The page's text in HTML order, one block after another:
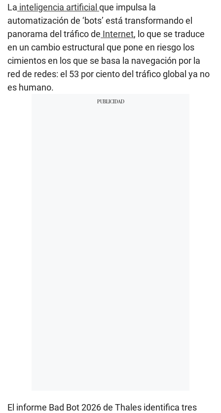
La inteligencia artificial que impulsa la
automatización de ‘bots’ está transformando el
panorama del tráfico de Internet, lo que se traduce
en un cambio estructural que pone en riesgo los
cimientos en los que se basa la navegación por la
red de redes: el 53 por ciento del tráfico global ya no
es humano.
El informe Bad Bot 2026 de Thales identifica tres